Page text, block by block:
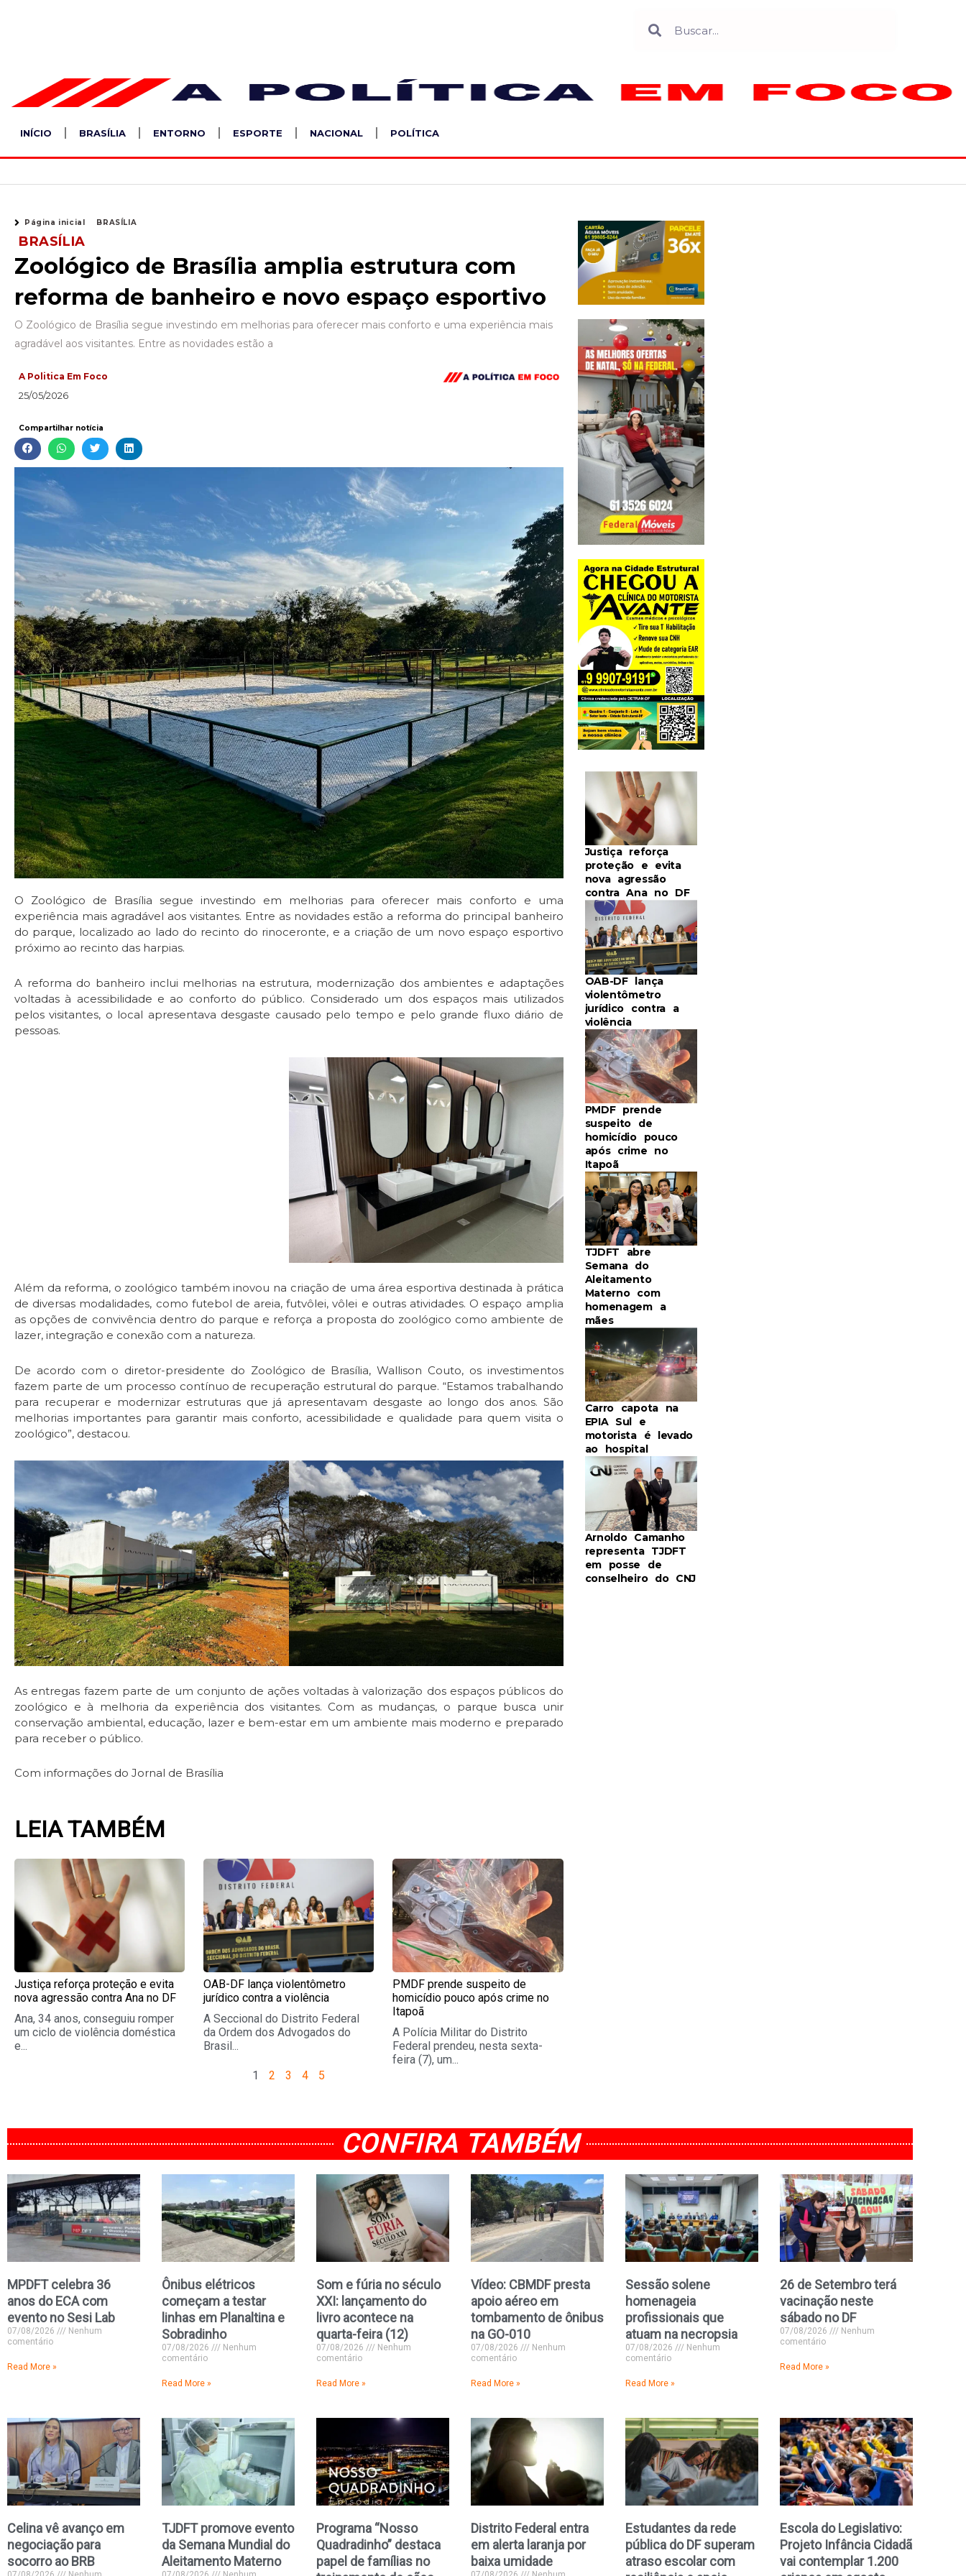
INÍCIO BRASÍLIA ENTORNO ESPORTE NACIONAL POLÍTICA
Página inicial BRASÍLIA
BRASÍLIA
Zoológico de Brasília amplia estrutura com
reforma de banheiro e novo espaço esportivo
O Zoológico de Brasília segue investindo em melhorias para oferecer mais conforto e uma experiência mais
agradável aos visitantes. Entre as novidades estão a
A Politica Em Foco
25/05/2026
Compartilhar notícia
O Zoológico de Brasília segue investindo em melhorias para oferecer mais conforto e uma
experiência mais agradável aos visitantes. Entre as novidades estão a reforma do principal banheiro
do parque, localizado ao lado do recinto do rinoceronte, e a criação de um novo espaço esportivo
próximo ao recinto das harpias.
A reforma do banheiro inclui melhorias na estrutura, modernização dos ambientes e adaptações
voltadas à acessibilidade e ao conforto do público. Considerado um dos espaços mais utilizados
pelos visitantes, o local apresentava desgaste causado pelo tempo e pelo grande fluxo diário de
pessoas.
Além da reforma, o zoológico também inovou na criação de uma área esportiva destinada à prática
de diversas modalidades, como futebol de areia, futvôlei, vôlei e outras atividades. O espaço amplia
as opções de convivência dentro do parque e reforça a proposta do zoológico como ambiente de
lazer, integração e conexão com a natureza.
De acordo com o diretor-presidente do Zoológico de Brasília, Wallison Couto, os investimentos
fazem parte de um processo contínuo de recuperação estrutural do parque. “Estamos trabalhando
para recuperar e modernizar estruturas que já apresentavam desgaste ao longo dos anos. São
melhorias importantes para garantir mais conforto, acessibilidade e qualidade para quem visita o
zoológico”, destacou.
As entregas fazem parte de um conjunto de ações voltadas à valorização dos espaços públicos do
zoológico e à melhoria da experiência dos visitantes. Com as mudanças, o parque busca unir
conservação ambiental, educação, lazer e bem-estar em um ambiente mais moderno e preparado
para receber o público.
Com informações do Jornal de Brasília
LEIA TAMBÉM
Justiça reforça proteção e evita
nova agressão contra Ana no DF
Ana, 34 anos, conseguiu romper
um ciclo de violência doméstica
e...
OAB-DF lança violentômetro
jurídico contra a violência
A Seccional do Distrito Federal
da Ordem dos Advogados do
Brasil...
PMDF prende suspeito de
homicídio pouco após crime no
Itapoã
A Polícia Militar do Distrito
Federal prendeu, nesta sexta-
feira (7), um...
Page
1
Page
2
Page
3 4 5
Justiça reforça
proteção e evita
nova agressão
contra Ana no DF
OAB-DF lança
violentômetro
jurídico contra a
violência
PMDF prende
suspeito de
homicídio pouco
após crime no
Itapoã
TJDFT abre
Semana do
Aleitamento
Materno com
homenagem a
mães
Carro capota na
EPIA Sul e
motorista é levado
ao hospital
Arnoldo Camanho
representa TJDFT
em posse de
conselheiro do CNJ
CONFIRA TAMBÉM
MPDFT celebra 36
anos do ECA com
evento no Sesi Lab
07/08/2026
Nenhum
comentário
Read More »
Ônibus elétricos
começam a testar
linhas em Planaltina e
Sobradinho
07/08/2026
Nenhum
comentário
Read More »
Som e fúria no século
XXI: lançamento do
livro acontece na
quarta-feira (12)
07/08/2026
Nenhum
comentário
Read More »
Vídeo: CBMDF presta
apoio aéreo em
tombamento de ônibus
na GO-010
07/08/2026
Nenhum
comentário
Read More »
Sessão solene
homenageia
profissionais que
atuam na necropsia
07/08/2026
Nenhum
comentário
Read More »
26 de Setembro terá
vacinação neste
sábado no DF
07/08/2026
Nenhum
comentário
Read More »
Celina vê avanço em
negociação para
socorro ao BRB
TJDFT promove evento
da Semana Mundial do
Aleitamento Materno
Programa “Nosso
Quadradinho” destaca
papel de famílias no
Distrito Federal entra
em alerta laranja por
baixa umidade
Estudantes da rede
pública do DF superam
atraso escolar com
Escola do Legislativo:
Projeto Infância Cidadã
vai contemplar 1.200